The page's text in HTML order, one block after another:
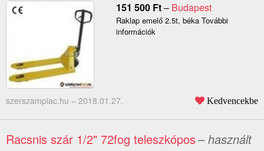
151 500 Ft– Budapest
Raklap emelő 2.5t, béka További
információk
szerszampiac.hu – 2018.01.27. Kedvencekbe
Racsnis szár 1/2" 72fog teleszkópos– használt